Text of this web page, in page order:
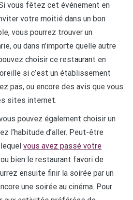
vous fêtez cet événement en
votre moitié dans un bon
vous pourrez trouver un
ou dans n’importe quelle autre
choisir ce restaurant en
si c’est un établissement
pas, ou encore des avis que vous
sites internet.
pouvez également choisir un
l’habitude d’aller. Peut-être
vous avez passé votre
bien le restaurant favori de
ensuite finir la soirée par un
une soirée au cinéma. Pour